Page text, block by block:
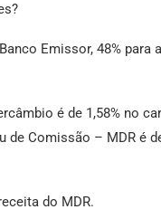
Emissor, 48% para
é de 1,58% no
Comissão – MDR é
do MDR.